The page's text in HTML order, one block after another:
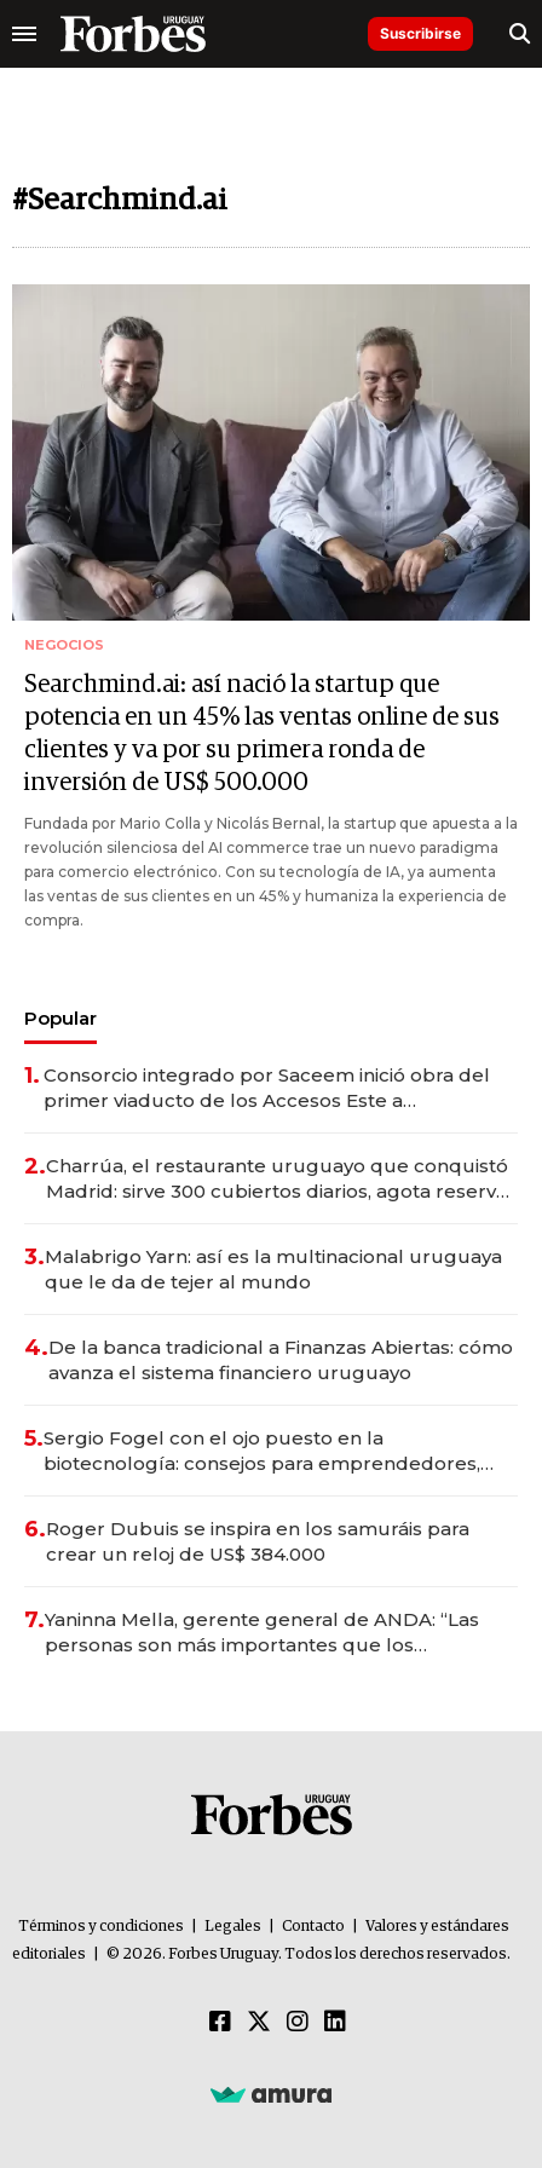
Suscribirse
#Searchmind.ai
NEGOCIOS
Searchmind.ai: así nació la startup que
potencia en un 45% las ventas online de sus
clientes y va por su primera ronda de
inversión de US$ 500.000
Fundada por Mario Colla y Nicolás Bernal, la startup que apuesta a la
revolución silenciosa del AI commerce trae un nuevo paradigma
para comercio electrónico. Con su tecnología de IA, ya aumenta
las ventas de sus clientes en un 45% y humaniza la experiencia de
compra.
Popular
1. Consorcio integrado por Saceem inició obra del
primer viaducto de los Accesos Este a
2.Charrúa, el restaurante uruguayo que conquistó
Madrid: sirve 300 cubiertos diarios, agota reservas
3.Malabrigo Yarn: así es la multinacional uruguaya
que le da de tejer al mundo
4.De la banca tradicional a Finanzas Abiertas: cómo
avanza el sistema financiero uruguayo
5.Sergio Fogel con el ojo puesto en la
biotecnología: consejos para emprendedores,
6.Roger Dubuis se inspira en los samuráis para
crear un reloj de US$ 384.000
7.Yaninna Mella, gerente general de ANDA: “Las
personas son más importantes que los
Términos y condiciones Legales Contacto
Valores y estándares
editoriales
© 2026. Forbes Uruguay. Todos los derechos reservados.